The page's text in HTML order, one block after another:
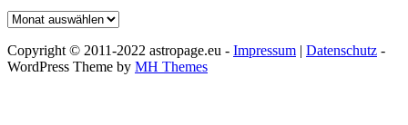
Archiv
Copyright © 2011-2022 astropage.eu - Impressum | Datenschutz -
WordPress Theme by MH Themes